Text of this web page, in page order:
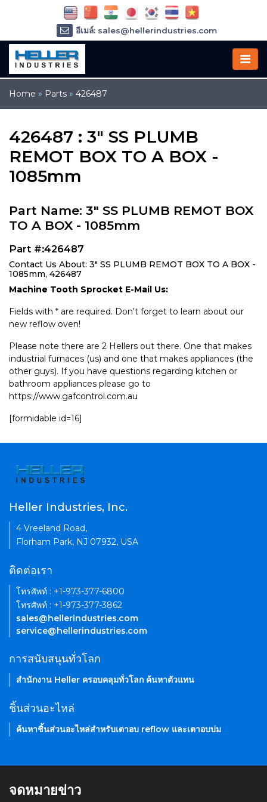
Home » Parts » 426487
426487 : 3" SS PLUMB
REMOT BOX TO A BOX -
1085mm
Part Name: 3" SS PLUMB REMOT BOX
TO A BOX - 1085mm
Part #:426487
Contact Us About: 3" SS PLUMB REMOT BOX TO A BOX -
1085mm, 426487
Machine Tooth Sprocket E-Mail Us:
Fields with * are required. Don't forget to learn about our
new reflow oven!
Please note there are 2 Hellers out there. One that makes
industrial furnaces (us) and one that makes appliances (the
other guys). If you have questions regarding kitchen or
bathroom appliances please go to
https://www.gafcontrol.com.au
[formidable id=16]
อีเมล์: sales@hellerindustries.com
อีเมล์: service@hellerindustries.com
โทรศัพท์ :
Heller Industries, Inc.
4 Vreeland Road,
Florham Park, NJ 07932, USA
ติดต่อเรา
โทรศัพท์ : +1-973-377-6800
โทรศัพท์ : +1-973-377-3862
sales@hellerindustries.com
service@hellerindustries.com
การสนับสนุนทั่วโลก
สำนักงาน Heller ครอบคลุมทั่วโลก ค้นหาตัวแทน
ชิ้นส่วนอะไหล่
ค้นหาชิ้นส่วนอะไหล่สำหรับเตาอบ reflow และเตาอบบ่ม
จดหมายข่าว